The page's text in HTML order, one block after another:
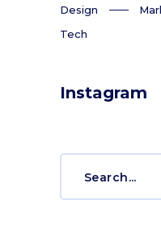
Design
Tech
Instagram